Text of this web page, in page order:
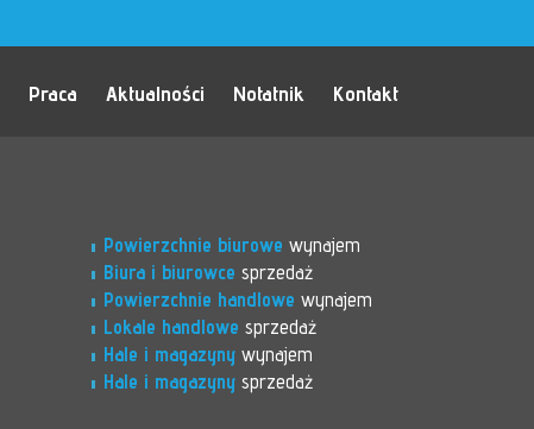
Praca Aktualności Notatnik Kontakt
Powierzchnie biurowe wynajem
Biura i biurowce sprzedaż
Powierzchnie handlowe wynajem
Lokale handlowe sprzedaż
Hale i magazyny wynajem
Hale i magazyny sprzedaż